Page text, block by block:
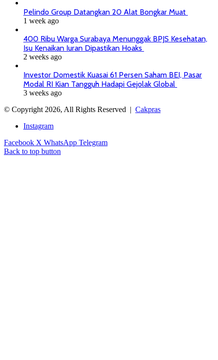
Pelindo Group Datangkan 20 Alat Bongkar Muat
1 week ago
400 Ribu Warga Surabaya Menunggak BPJS Kesehatan,
Isu Kenaikan Iuran Dipastikan Hoaks
2 weeks ago
Investor Domestik Kuasai 61 Persen Saham BEI, Pasar
Modal RI Kian Tangguh Hadapi Gejolak Global
3 weeks ago
© Copyright 2026, All Rights Reserved | Cakpras
Instagram
Facebook X WhatsApp Telegram
Back to top button